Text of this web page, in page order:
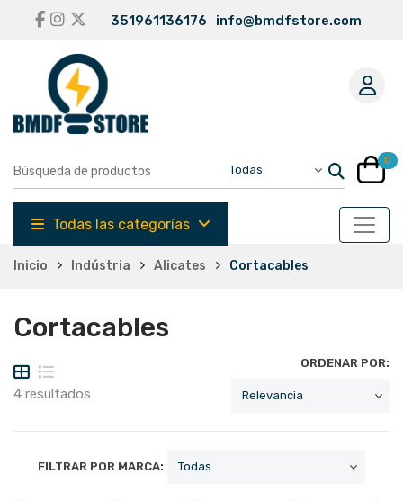
351961136176 info@bmdfstore.com
0
Todas las categorías
Inicio Indústria Alicates Cortacables
Cortacables
4 resultados
ORDENAR POR:
FILTRAR POR MARCA: